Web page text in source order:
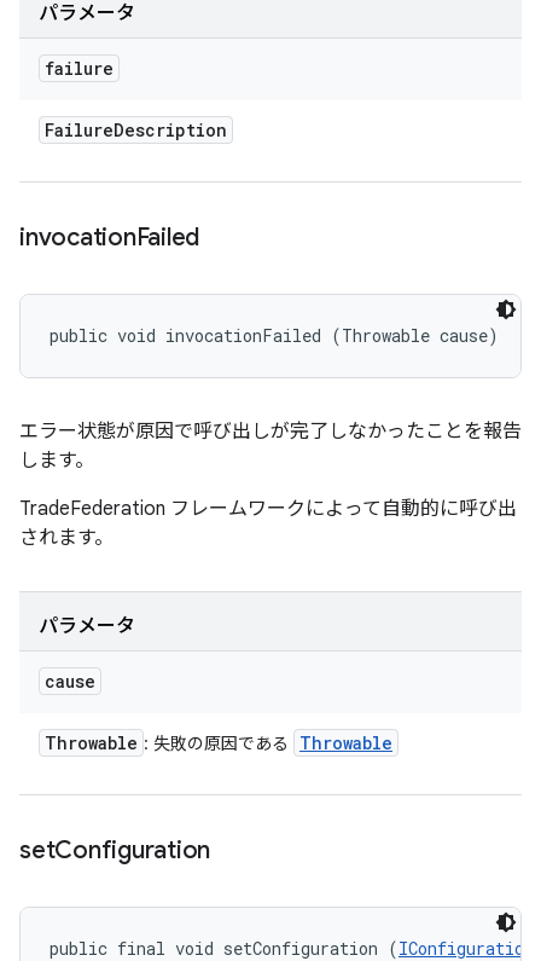
パラメータ
failure
FailureDescription
invocationFailed
public void invocationFailed (Throwable cause)
エラー状態が原因で呼び出しが完了しなかったことを報告
します。
TradeFederation フレームワークによって自動的に呼び出
されます。
パラメータ
cause
Throwable : 失敗の原因である Throwable
setConfiguration
public final void setConfiguration (IConfiguration